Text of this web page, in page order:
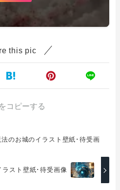
this pic
コピーする
のお城のイラスト壁紙･待受画
ラスト壁紙･待受画像